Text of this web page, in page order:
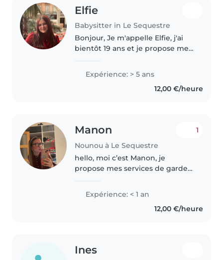
Elfie
Babysitter in Le Sequestre
Bonjour, Je m'appelle Elfie, j'ai
bientôt 19 ans et je propose mes
Sérieuse, bienveillante et à
l'écoute, j'ai suivi des études
dans le domaine du sanitaire,..
Expérience: > 5 ans
12,00 €/heure
Manon
Nounou à Le Sequestre
1
hello, moi c’est Manon, je
propose mes services de garde
à 100% sans faire de bêtises,
faites des activités, chanter,
dessiner… Tout sera respecté
Expérience: < 1 an
12,00 €/heure
Ines